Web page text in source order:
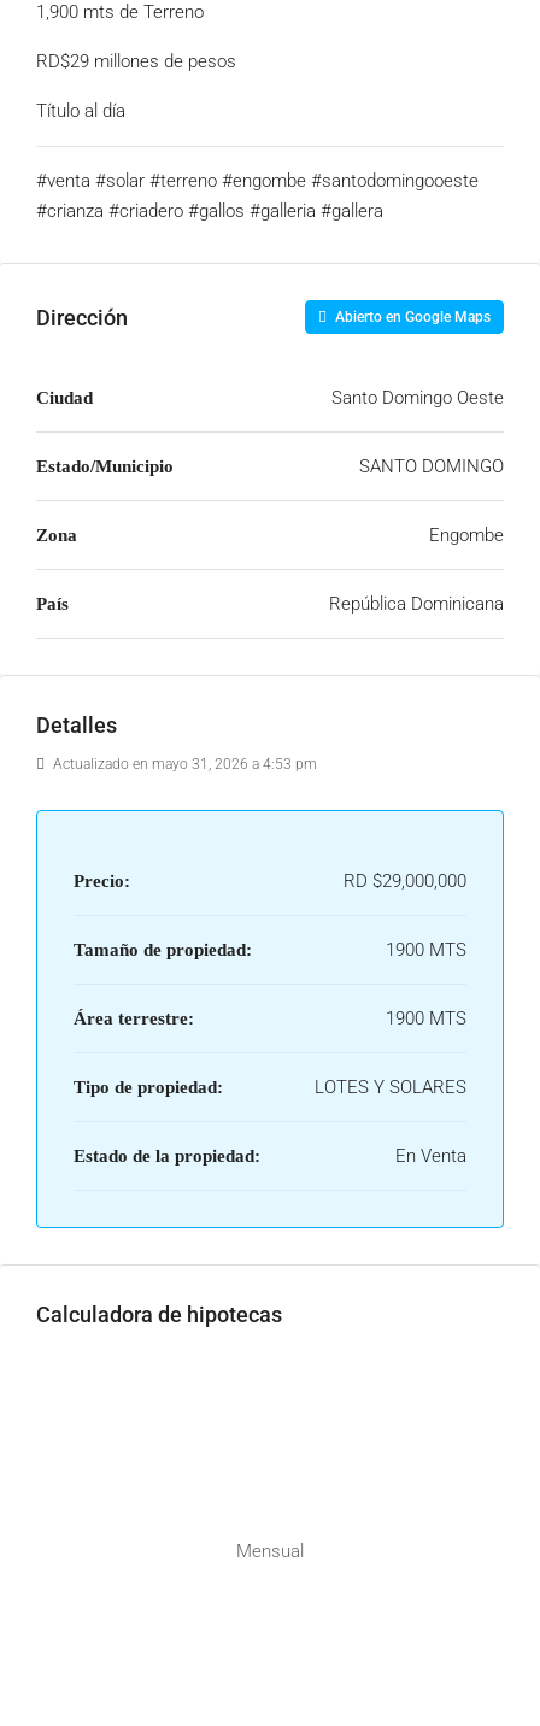
1,900 mts de Terreno
RD$29 millones de pesos
Título al día
#venta #solar #terreno #engombe #santodomingooeste
#crianza #criadero #gallos #galleria #gallera
Dirección Abierto en Google Maps
Ciudad Santo Domingo Oeste
Estado/Municipio SANTO DOMINGO
Zona Engombe
País República Dominicana
Detalles
Actualizado en mayo 31, 2026 a 4:53 pm
Precio: RD $29,000,000
Tamaño de propiedad: 1900 MTS
Área terrestre: 1900 MTS
Tipo de propiedad: LOTES Y SOLARES
Estado de la propiedad: En Venta
Calculadora de hipotecas
Mensual